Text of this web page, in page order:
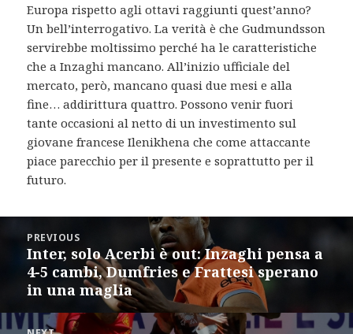
Europa rispetto agli ottavi raggiunti quest’anno?
Un bell’interrogativo. La verità è che Gudmundsson
servirebbe moltissimo perché ha le caratteristiche
che a Inzaghi mancano. All’inizio ufficiale del
mercato, però, mancano quasi due mesi e alla
fine… addirittura quattro. Possono venir fuori
tante occasioni al netto di un investimento sul
giovane francese Ilenikhena che come attaccante
piace parecchio per il presente e soprattutto per il
futuro.
navigation
PREVIOUS
Previous
post:
Inter, solo Acerbi è out: Inzaghi pensa a
4-5 cambi, Dumfries e Frattesi sperano
in una maglia